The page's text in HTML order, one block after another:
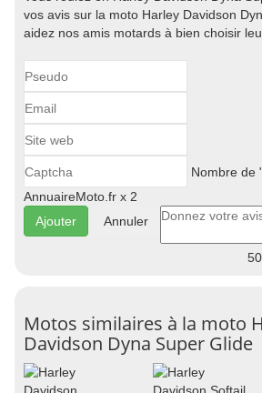
vos avis sur la moto Harley Davidson
aidez nos amis motards à bien choisir
Nombre de
AnnuaireMoto.fr x 2
Annuler
Motos similaires à la moto
Davidson Dyna Super Glide